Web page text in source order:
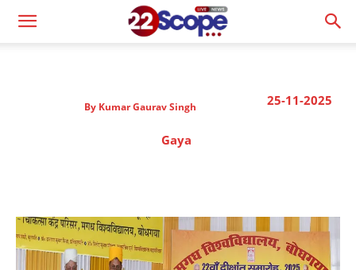
25-11-2025
By Kumar Gaurav Singh
Gaya